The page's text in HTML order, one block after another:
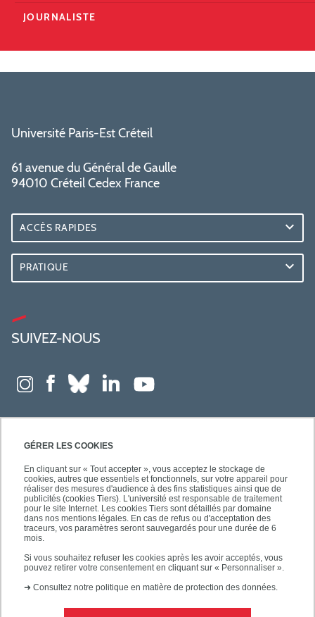
GÉRER LES COOKIES
En cliquant sur « Tout accepter », vous acceptez le stockage de
cookies, autres que essentiels et fonctionnels, sur votre appareil pour
réaliser des mesures d'audience à des fins statistiques ainsi que de
publicités (cookies Tiers). L'université est responsable de traitement
pour le site Internet. Les cookies Tiers sont détaillés par domaine
dans nos mentions légales. En cas de refus ou d'acceptation des
traceurs, vos paramètres seront sauvegardés pour une durée de 6
mois.
Si vous souhaitez refuser les cookies après les avoir acceptés, vous
pouvez retirer votre consentement en cliquant sur « Personnaliser ».
➜ Consultez notre politique en matière de protection des données.
JOURNALISTE
Université Paris-Est Créteil
61 avenue du Général de Gaulle
94010 Créteil Cedex France
ACCÈS RAPIDES
PRATIQUE
SUIVEZ-NOUS